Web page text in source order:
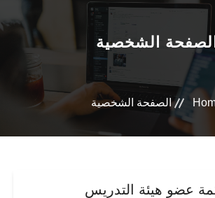
الصفحة الشخصية
الصفحة الشخصية
عضو هيئة التدريس